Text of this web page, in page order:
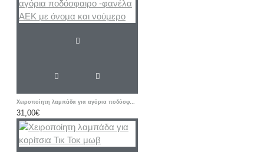
Χειροποίητη λαμπάδα για αγόρια ποδόσφαιρο -φανέλα ΑΕΚ με όνομα και νούμερο
31,00€